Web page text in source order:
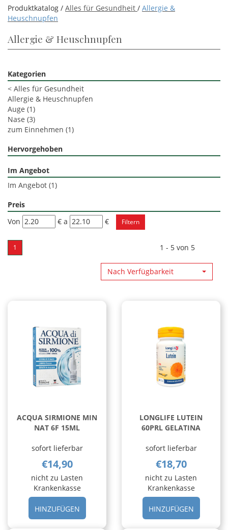
Produktkatalog / Alles für Gesundheit / Allergie &
Heuschnupfen
Allergie & Heuschnupfen
Kategorien
< Alles für Gesundheit
Allergie & Heuschnupfen
Auge (1)
Nase (3)
zum Einnehmen (1)
Hervorgehoben
Im Angebot
Im Angebot (1)
Preis
filtra
Von € filtra
a €
1 1 - 5 von 5
Nach Verfügbarkeit
ACQUA SIRMIONE MIN
NAT 6F 15ML
sofort lieferbar
€14,90
nicht zu Lasten
Krankenkasse
HINZUFÜGENHINZUFÜGEN ACQUA
SIRMIONE
LONGLIFE LUTEIN
60PRL GELATINA
sofort lieferbar
€18,70
nicht zu Lasten
Krankenkasse
HINZUFÜGEN
LUTEIN